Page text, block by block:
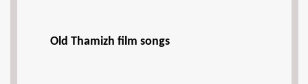
Old Thamizh film songs